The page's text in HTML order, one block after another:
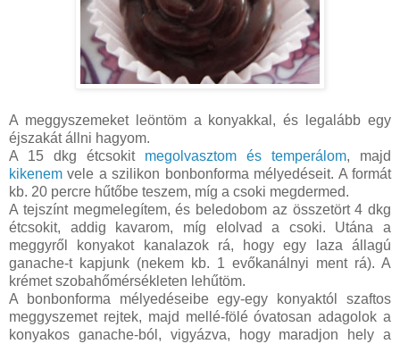
A meggyszemeket leöntöm a konyakkal, és legalább egy
éjszakát állni hagyom.
A 15 dkg étcsokit megolvasztom és temperálom, majd
kikenem vele a szilikon bonbonforma mélyedéseit. A formát
kb. 20 percre hűtőbe teszem, míg a csoki megdermed.
A tejszínt megmelegítem, és beledobom az összetört 4 dkg
étcsokit, addig kavarom, míg elolvad a csoki. Utána a
meggyről konyakot kanalazok rá, hogy egy laza állagú
ganache-t kapjunk (nekem kb. 1 evőkanálnyi ment rá). A
krémet szobahőmérsékleten lehűtöm.
A bonbonforma mélyedéseibe egy-egy konyaktól szaftos
meggyszemet rejtek, majd mellé-fölé óvatosan adagolok a
konyakos ganache-ból, vigyázva, hogy maradjon hely a